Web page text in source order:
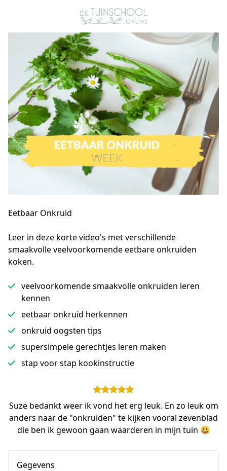
Eetbaar Onkruid
Leer in deze korte video's met verschillende
smaakvolle veelvoorkomende eetbare onkruiden
koken.
veelvoorkomende smaakvolle onkruiden leren
kennen
eetbaar onkruid herkennen
onkruid oogsten tips
supersimpele gerechtjes leren maken
stap voor stap kookinstructie
Suze bedankt weer ik vond het erg leuk. En zo leuk om
anders naar de "onkruiden" te kijken vooral zevenblad
die ben ik gewoon gaan waarderen in mijn tuin 😃
Gegevens